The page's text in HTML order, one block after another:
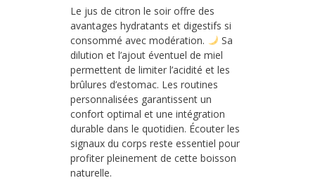
Le jus de citron le soir offre des
avantages hydratants et digestifs si
consommé avec modération.
Sa
dilution et l’ajout éventuel de miel
permettent de limiter l’acidité et les
brûlures d’estomac. Les routines
personnalisées garantissent un
confort optimal et une intégration
durable dans le quotidien. Écouter les
signaux du corps reste essentiel pour
profiter pleinement de cette boisson
naturelle.